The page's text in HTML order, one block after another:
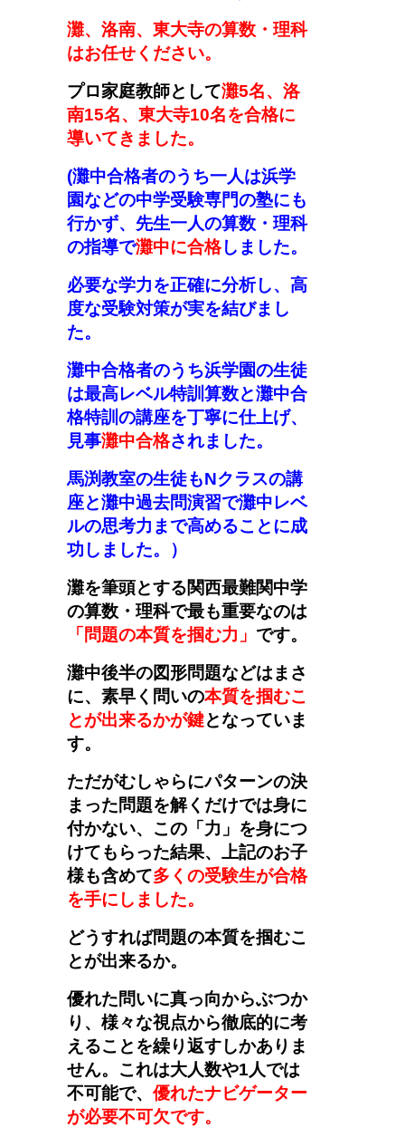
灘、洛南、東大寺の算数・理科
はお任せください。
プロ家庭教師として灘5名、洛
南15名、東大寺10名を合格に
導いてきました。
(灘中合格者のうち一人は浜学
園などの中学受験専門の塾にも
行かず、 先生一人の算数・理科
の指導で灘中に合格しました。
必要な学力を正確に分析し、高
度な受験対策が実を結びまし
た。
灘中合格者のうち浜学園の生徒
は最高レベル特訓算数と灘中合
格特訓の講座を丁寧に仕上げ、
見事灘中合格されました。
馬渕教室の生徒もNクラスの講
座と灘中過去問演習で灘中レベ
ルの思考力まで高めることに成
功しました。
）
灘を筆頭とする関西最難関中学
の算数・理科で最も重要なのは
「問題の本質を掴む力」 です。
灘中後半の図形問題などはまさ
に、素早く問いの本質を掴むこ
とが出来るかが鍵となっていま
す。
ただがむしゃらにパターンの決
まった問題を解くだけでは身に
付かない、この「力」を身につ
けてもらった結果、上記のお子
様も含めて多くの受験生が合格
を手にしました。
どうすれば問題の本質を掴むこ
とが出来るか。
優れた問いに真っ向からぶつか
り、様々な視点から徹底的に考
えることを繰り返すしかありま
せん。これは大人数や1人では
不可能で、 優れたナビゲーター
が必要不可欠です。